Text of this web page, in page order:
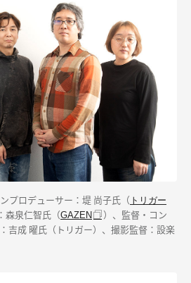
プロデューサー：堤 尚子氏（ トリガー
森泉仁智氏（GAZEN
）、監督・コン
吉成 曜氏（トリガー）、撮影監督：設楽